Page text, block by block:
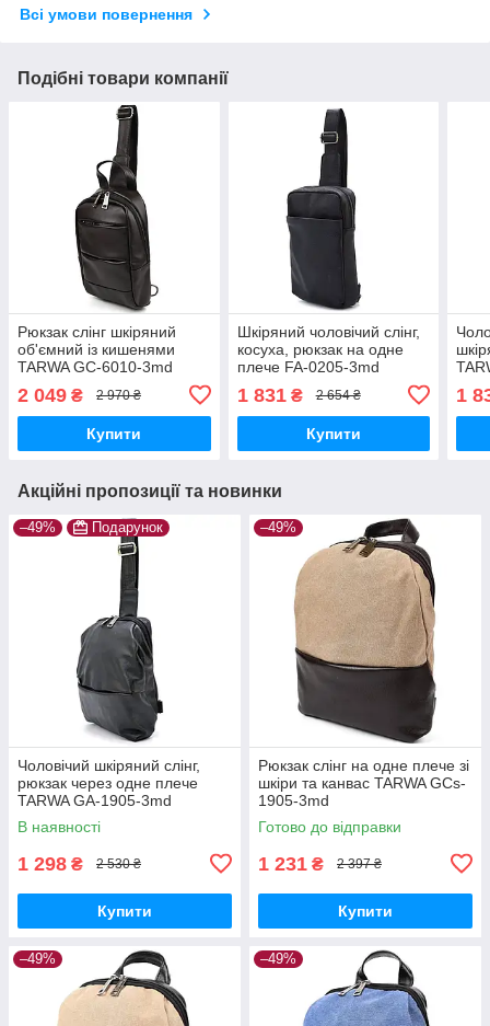
Всі умови повернення
Подібні товари компанії
Рюкзак слінг шкіряний
об'ємний із кишенями
TARWA GC-6010-3md
2 049 ₴ 2 970 ₴
Купити
Шкіряний чоловічий слінг,
косуха, рюкзак на одне
плече FA-0205-3md
1 831₴ 2 654 ₴
Купити
1
Акційні пропозиції та новинки
–49% Подарунок
Чоловічий шкіряний слінг,
рюкзак через одне плече
TARWA GA-1905-3md
В наявності
1 298 ₴ 2 530 ₴
Купити
–49%
Рюкзак слінг на одне плече зі
шкіри та канвас TARWA GCs-
1905-3md
Готово до відправки
1 231 ₴ 2 397 ₴
Купити
–49% –49%